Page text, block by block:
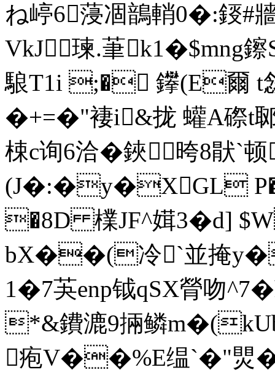
ね嵉6蓡凅鶕輎0�:鋄#
VkJ瑓.茟k1�$mng鑔
駺T1i ;� 鑻(E爾
�+=�"褄i&拢 蠸A磜t
梀c询6洽�鋏晇8猒`
(J�:�y�XGL
�8D 檏JF^媶3�d]
bX��(冷`並掩
1�7芵enp钺qSX膋吻
*&鐨漉9掚鳞
疱V��%E缊`�"煛